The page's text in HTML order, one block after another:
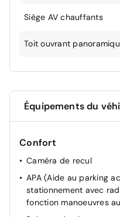
Siège AV chauffants
Toit ouvrant
Équipements du
Confort
Caméra de recul
APA (Aide au parking
stationnement avec
fonction manoeuvres